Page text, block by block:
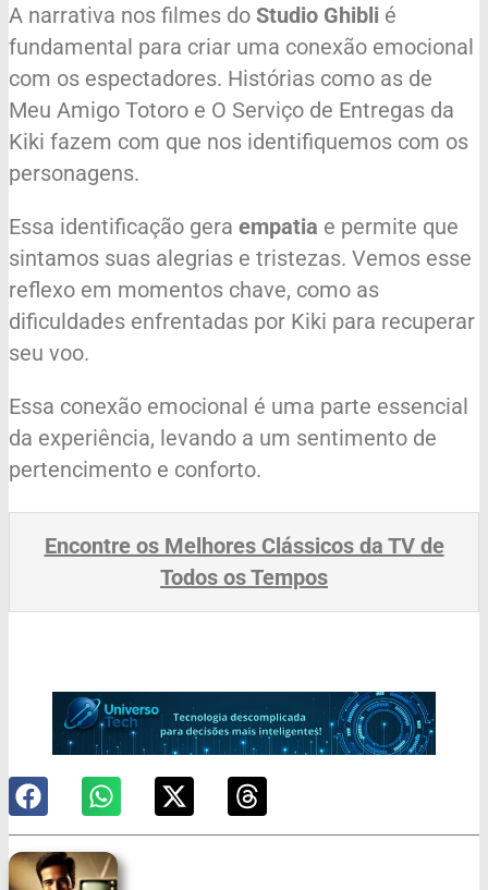
A narrativa nos filmes do Studio Ghibli é
fundamental para criar uma conexão emocional
com os espectadores. Histórias como as de
Meu Amigo Totoro e O Serviço de Entregas da
Kiki fazem com que nos identifiquemos com os
personagens.
Essa identificação gera empatia e permite que
sintamos suas alegrias e tristezas. Vemos esse
reflexo em momentos chave, como as
dificuldades enfrentadas por Kiki para recuperar
seu voo.
Essa conexão emocional é uma parte essencial
da experiência, levando a um sentimento de
pertencimento e conforto.
Encontre os Melhores Clássicos da TV de
Todos os Tempos